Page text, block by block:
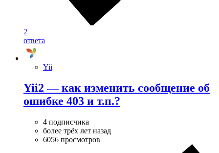
2
ответа
Yii
Yii2 — как изменить сообщение об
ошибке 403 и т.п.?
4 подписчика
более трёх лет назад
6056 просмотров